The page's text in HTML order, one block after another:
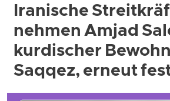
Iranische
nehmen Amjad
kurdischer
Saqqez, erneut